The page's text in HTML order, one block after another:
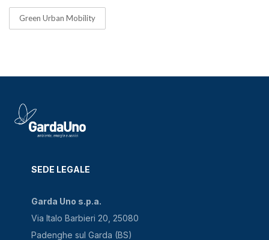
Green Urban Mobility
SEDE LEGALE
Garda Uno s.p.a.
Via Italo Barbieri 20, 25080
Padenghe sul Garda (BS)